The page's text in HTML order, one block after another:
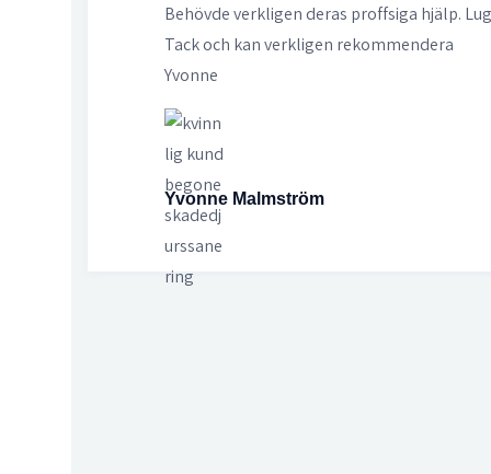
Behövde verkligen deras proffsiga hjälp.
Tack och kan verkligen rekommendera
Yvonne
Yvonne Malmström